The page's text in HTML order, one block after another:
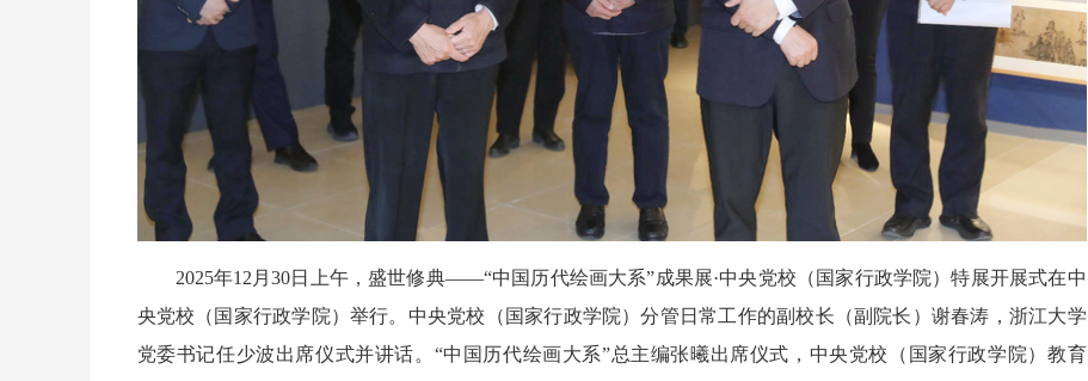
2025年12月30日上午，盛世修典——“中国历代绘画大系”成果展·中央党校（国家行政学院）特展开展式在中
央党校（国家行政学院）举行。中央党校（国家行政学院）分管日常工作的副校长（副院长）谢春涛，浙江大学
党委书记任少波出席仪式并讲话。“中国历代绘画大系”总主编张曦出席仪式，中央党校（国家行政学院）教育